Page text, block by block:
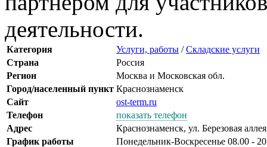
деятельности.
Категория Услуги, работы /Складские услуги
Страна
Россия
Регион
Москва и Московская обл.
Город/населенный пункт Краснознаменск
Сайт
ost-term.ru
Телефон
показать телефон
Адрес
Краснознаменск, ул. Березовая
График работы
Понедельник-Воскресенье 08.00 -